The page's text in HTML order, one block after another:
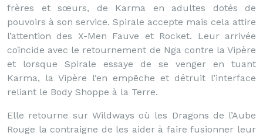
frères et sœurs, de Karma en adultes dotés de
pouvoirs à son service. Spirale accepte mais cela attire
l’attention des X-Men Fauve et Rocket. Leur arrivée
coïncide avec le retournement de Nga contre la Vipère
et lorsque Spirale essaye de se venger en tuant
Karma, la Vipère l‘en empêche et détruit l’interface
reliant le Body Shoppe à la Terre.
Elle retourne sur Wildways où les Dragons de l’Aube
Rouge la contraigne de les aider à faire fusionner leur